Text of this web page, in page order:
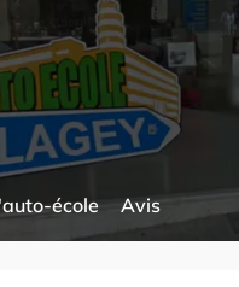
école Avis